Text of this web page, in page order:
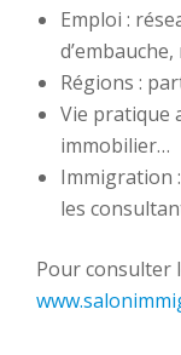
Emploi :
Régions :
Vie pratique
immobilier…
Immigration
les
Pour consulter